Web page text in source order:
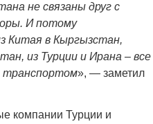
не связаны друг с
И потому
Китая в Кыргызстан,
из Турции и Ирана – все
», — заметил
компании Турции и